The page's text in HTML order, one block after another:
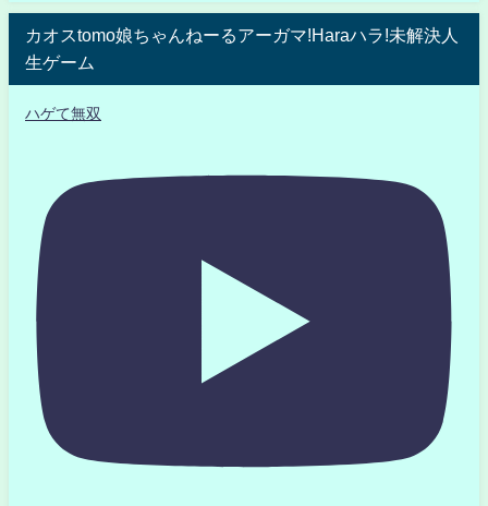
カオスtomo娘ちゃんねーるアーガマ!Haraハラ!未解決人
生ゲーム
ハゲて無双